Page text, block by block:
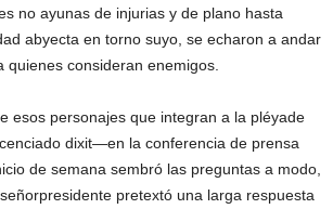
no ayunas de injurias y de plano hasta
abyecta en torno suyo, se echaron a andar
quienes consideran enemigos.
esos personajes que integran a la pléyade
dixit—en la conferencia de prensa
de semana sembró las preguntas a modo,
pretextó una larga respuesta